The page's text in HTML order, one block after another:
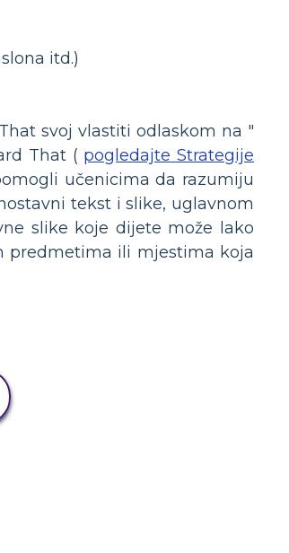
itd.)
svoj vlastiti odlaskom na "
That ( pogledajte Strategije
učenicima da razumiju
tekst i slike, uglavnom
slike koje dijete može lako
predmetima ili mjestima koja